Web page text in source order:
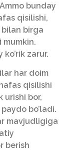
bunday
qisilishi,
bilan birga
mumkin.
zarur.
har doim
qisilishi
urishi bor,
bo’ladi.
mavjudligiga
berish